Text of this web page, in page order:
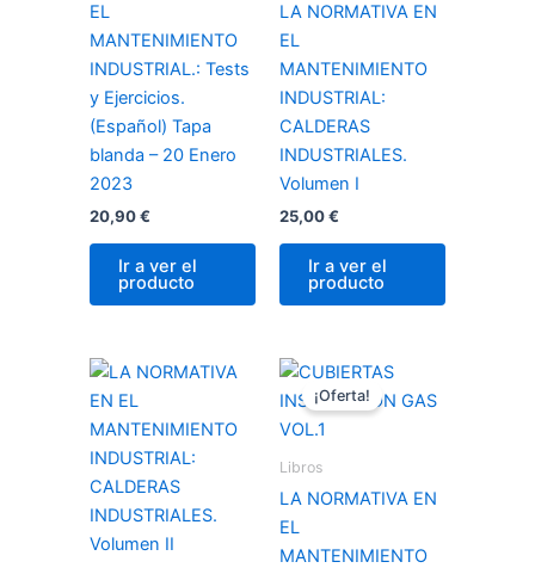
EL
MANTENIMIENTO
INDUSTRIAL.: Tests
y Ejercicios.
(Español) Tapa
blanda – 20 Enero
2023
20,90€
Ir a ver el
producto
LA NORMATIVA EN
EL
MANTENIMIENTO
INDUSTRIAL:
CALDERAS
INDUSTRIALES.
Volumen I
25,00€
Ir a ver el
producto
¡Oferta!
Libros
LA NORMATIVA EN
EL
MANTENIMIENTO
El
precio
original actual